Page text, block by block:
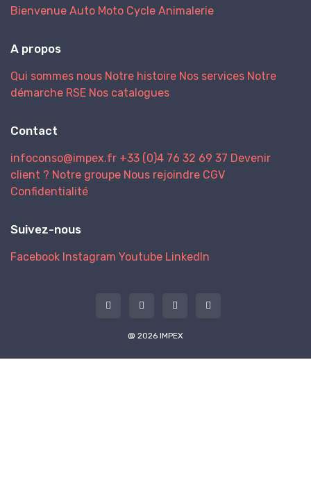
Bienvenue Auto Moto Cycle Animalerie
A propos
Qui sommes nous Notre histoire Nos services Notre
démarche RSE Nos catalogues
Contact
infoconso@impex.fr +33 (0)4 76 32 69 37 Devenir
client ? Notre groupe Nous rejoindre CGV
Confidentialité
Suivez-nous
Facebook Instagram Youtube LinkedIn
@ 2026 IMPEX